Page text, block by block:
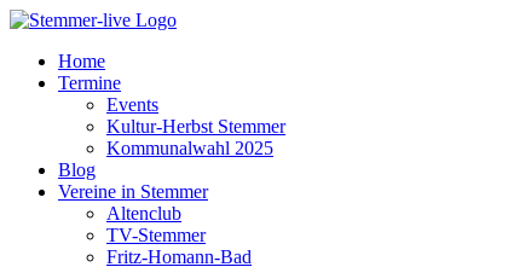
Home
Termine
Events
Kultur-Herbst Stemmer
Kommunalwahl 2025
Blog
Vereine in Stemmer
Altenclub
TV-Stemmer
Fritz-Homann-Bad